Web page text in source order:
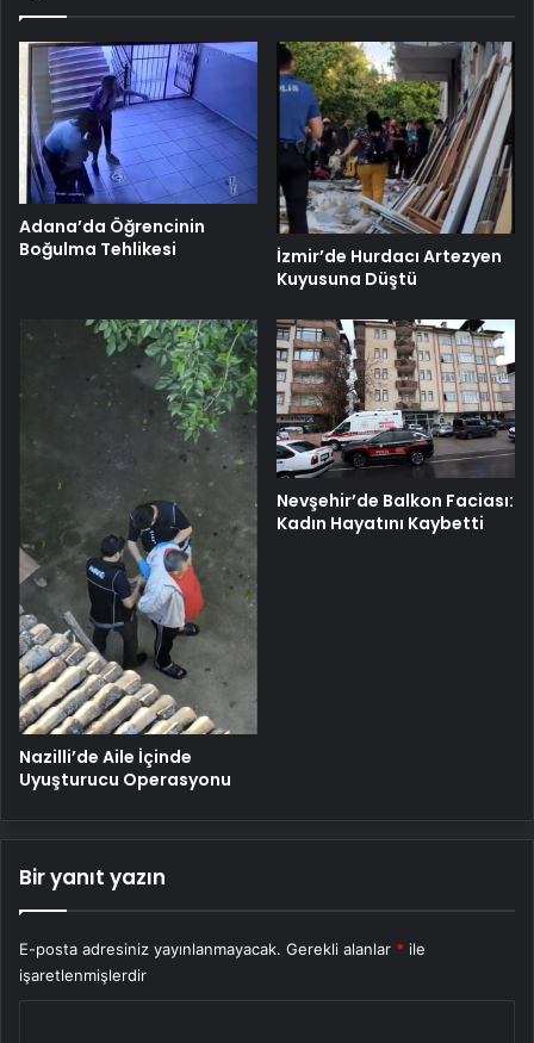
Adana’da Öğrencinin
Boğulma Tehlikesi
İzmir’de Hurdacı Artezyen
Kuyusuna Düştü
Nazilli’de Aile İçinde
Uyuşturucu Operasyonu
Nevşehir’de Balkon Faciası:
Kadın Hayatını Kaybetti
Bir yanıt yazın
E-posta adresiniz yayınlanmayacak. Gerekli alanlar * ile
işaretlenmişlerdir